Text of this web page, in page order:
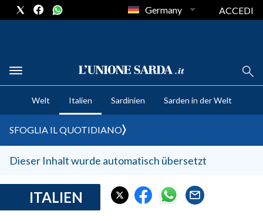
CRONACA SARDEGNA
CAGLIARI
SULCIS IGLESIENTE
MEDIO CAMPIDANO
SASSARI E PROVINCIA
GALLURA
Germany ACCEDI
Welt Italien Sardinien Sarden in der Welt
SFOGLIA IL QUOTIDIANO
Dieser Inhalt wurde automatisch übersetzt
ITALIEN